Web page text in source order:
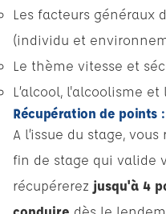
Les facteurs généraux
(individu et
Le thème vitesse et
L’alcool, l'alcoolisme
Récupération de points
A l’issue du stage,
fin de stage qui valide
récupérerez jusqu'à 4